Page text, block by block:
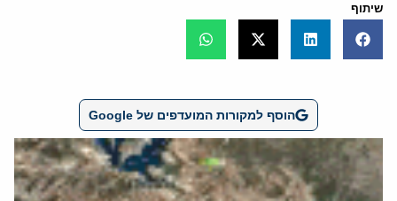
שיתוף
הוסף למקורות המועדפים של Google